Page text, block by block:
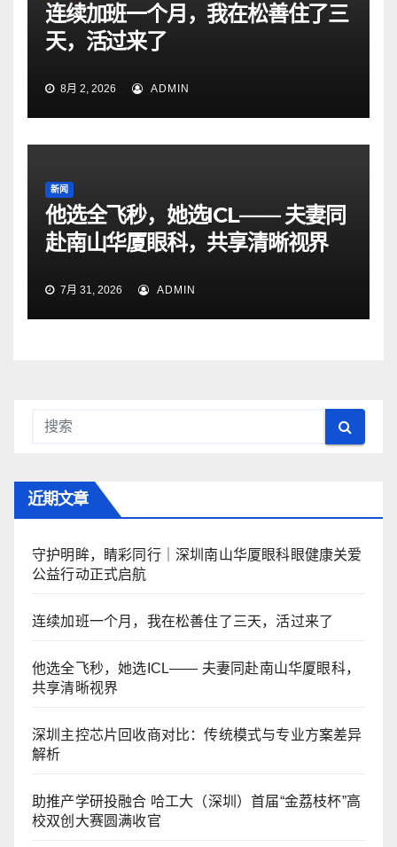
连续加班一个月，我在松善住了三
天，活过来了
8月 2, 2026 ADMIN
新闻
他选全飞秒，她选ICL—— 夫妻同
赴南山华厦眼科，共享清晰视界
7月 31, 2026 ADMIN
近期文章
守护明眸，睛彩同行｜深圳南山华厦眼科眼健康关爱
公益行动正式启航
连续加班一个月，我在松善住了三天，活过来了
他选全飞秒，她选ICL—— 夫妻同赴南山华厦眼科，
共享清晰视界
深圳主控芯片回收商对比：传统模式与专业方案差异
解析
助推产学研投融合 哈工大（深圳）首届“金荔枝杯”高
校双创大赛圆满收官